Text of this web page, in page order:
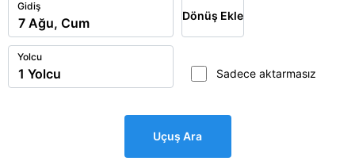
Gidiş
Dönüş Ekle
Yolcu
Sadece aktarmasız
Uçuş Ara